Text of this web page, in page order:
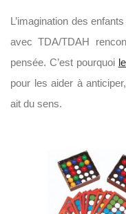
L’imagination des
avec TDA/TDAH
pensée. C’est pourquoi
pour les aider à
ait du sens.